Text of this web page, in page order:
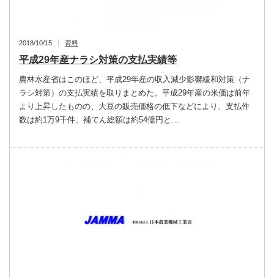
2018/10/15 資料
平成29年産ナラシ対策の支払実績等
農林水産省はこのほど、平成29年産の収入減少影響緩和対策（ナ
ラシ対策）の支払実績を取りまとめた。平成29年産の米価は前年
より上昇したものの、大豆の販売価格の低下などにより、支払件
数は約1万9千件、補てん総額は約54億円と…